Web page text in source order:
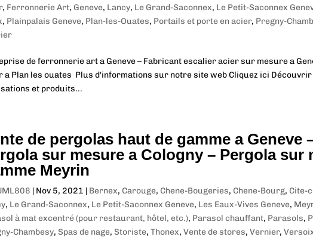
, Ferronnerie Art, Geneve, Lancy, Le Grand-Saconnex, Le Petit-Saconnex
, Plainpalais Geneve, Plan-les-Ouates, Portails et porte en acier, Pregny-
de ferronnerie art a Geneve – Fabricant escalier acier sur mesure a
a Plan les ouates Plus d'informations sur notre site web Cliquez ici
et produits...
de pergolas haut de gamme a Geneve
sur mesure a Cologny – Pergola sur
Meyrin
| Nov 5, 2021 | Bernex, Carouge, Chene-Bougeries, Chene-Bourg, Cite-
, Le Grand-Saconnex, Le Petit-Saconnex Geneve, Les Eaux-Vives Geneve,
à mat excentré (pour restaurant, hôtel, etc.), Parasol chauffant, Parasols,
Chambesy, Spas de nage, Storiste, Thonex, Vente de stores, Vernier,